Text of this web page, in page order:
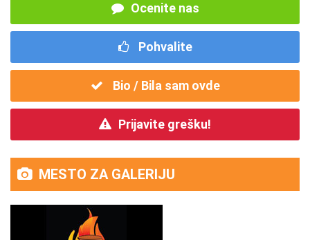
Ocenite nas
Pohvalite
Bio / Bila sam ovde
Prijavite grešku!
MESTO ZA GALERIJU